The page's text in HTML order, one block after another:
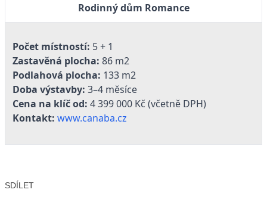
Rodinný dům Romance
Počet místností: 5 + 1
Zastavěná plocha: 86 m2
Podlahová plocha: 133 m2
Doba výstavby: 3–4 měsíce
Cena na klíč od: 4 399 000 Kč (včetně DPH)
Kontakt: www.canaba.cz
SDÍLET